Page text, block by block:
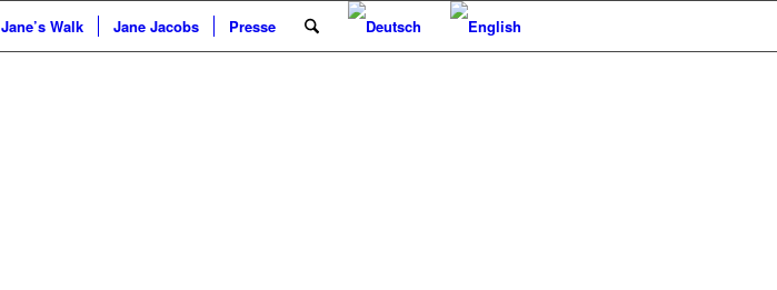
Jane’s Walk Jane Jacobs Presse